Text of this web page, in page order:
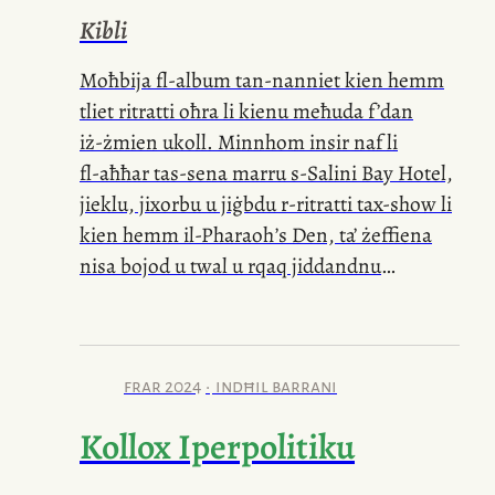
Kibli
Moħbijafl-albumtan-nanniet kien hemm
tliet ritratti oħra li kienu meħuda f’dan
iż-żmienukoll. Minnhom insir naf li
fl-aħħartas-sena marrus-SaliniBay Hotel,
jieklu, jixorbu u jiġbdur-ritrattitax-show li
kien hemmil-Pharaoh’s Den, ta’ żeffiena
nisa bojod u twal u rqaq jiddandnu
wieħed tiegħu u tagħha flimkien: ommi
kaftantal-bellusbil-ħjata kulurid-deheb
frar 2024 indħil barrani
Kollox Iperpolitiku